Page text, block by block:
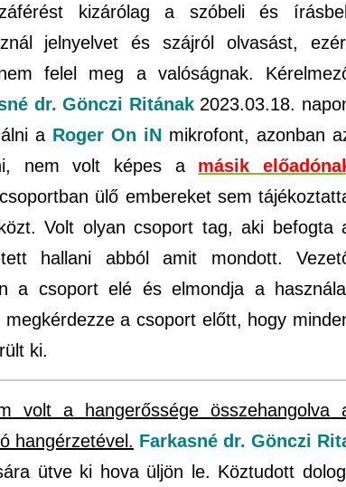
kizárólag a szóbeli és
jelnyelvet és szájról olvasást,
felel meg a valóságnak.
dr. Gönczi Ritának2023.03.18.
a Roger On iN mikrofont, azonban
nem volt képes a másik
ülő embereket sem
Volt olyan csoport tag, aki befogta
hallani abból amit mondott.
a csoport elé és elmondja a
a csoport előtt, hogy
ki.
volt a hangerőssége összehangolva
hangérzetével. Farkasné dr. Gönczi
ütve ki hova üljön le. Köztudott